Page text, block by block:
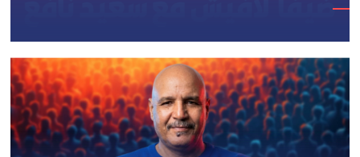
في استضافة المونديال مع
منى بلعباس